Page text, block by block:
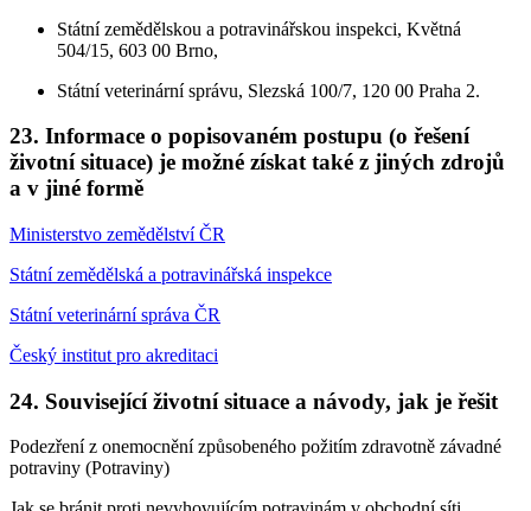
Státní zemědělskou a potravinářskou inspekci, Květná
504/15, 603 00 Brno,
Státní veterinární správu, Slezská 100/7, 120 00 Praha 2.
23. Informace o popisovaném postupu (o řešení
životní situace) je možné získat také z jiných zdrojů
a v jiné formě
Ministerstvo zemědělství ČR
Státní zemědělská a potravinářská inspekce
Státní veterinární správa ČR
Český institut pro akreditaci
24. Související životní situace a návody, jak je řešit
Podezření z onemocnění způsobeného požitím zdravotně závadné
potraviny (Potraviny)